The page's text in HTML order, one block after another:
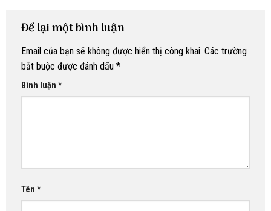
Để lại một bình luận
Email của bạn sẽ không được hiển thị công khai. Các trường
bắt buộc được đánh dấu *
Bình luận *
Tên *